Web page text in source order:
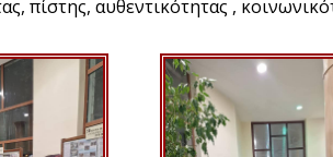
πίστης, αυθεντικότητας ,